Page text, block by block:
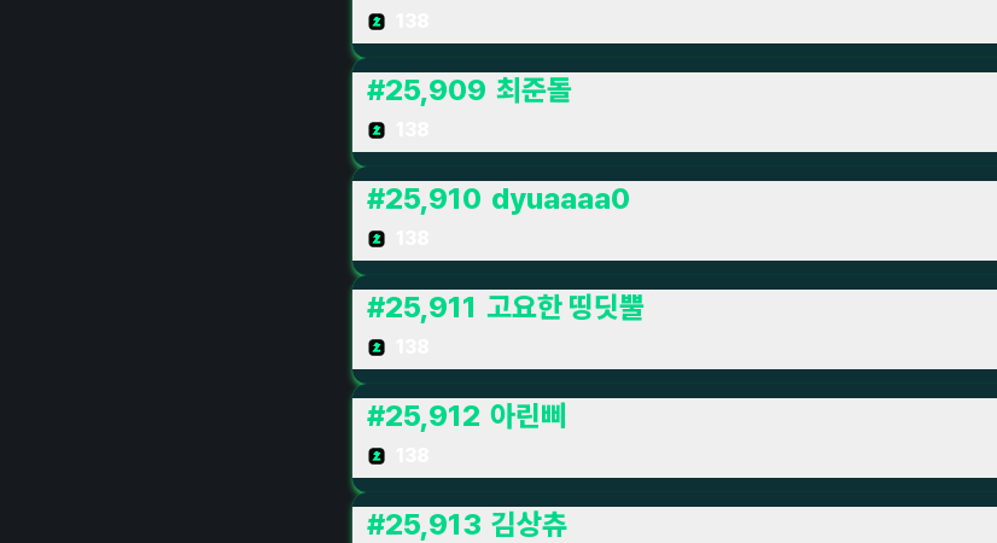
#25,909 최준돌
#25,910 dyuaaaa0
#25,911 고요한 띵딧뿔
#25,912 아린삐
#25,913 김상츄